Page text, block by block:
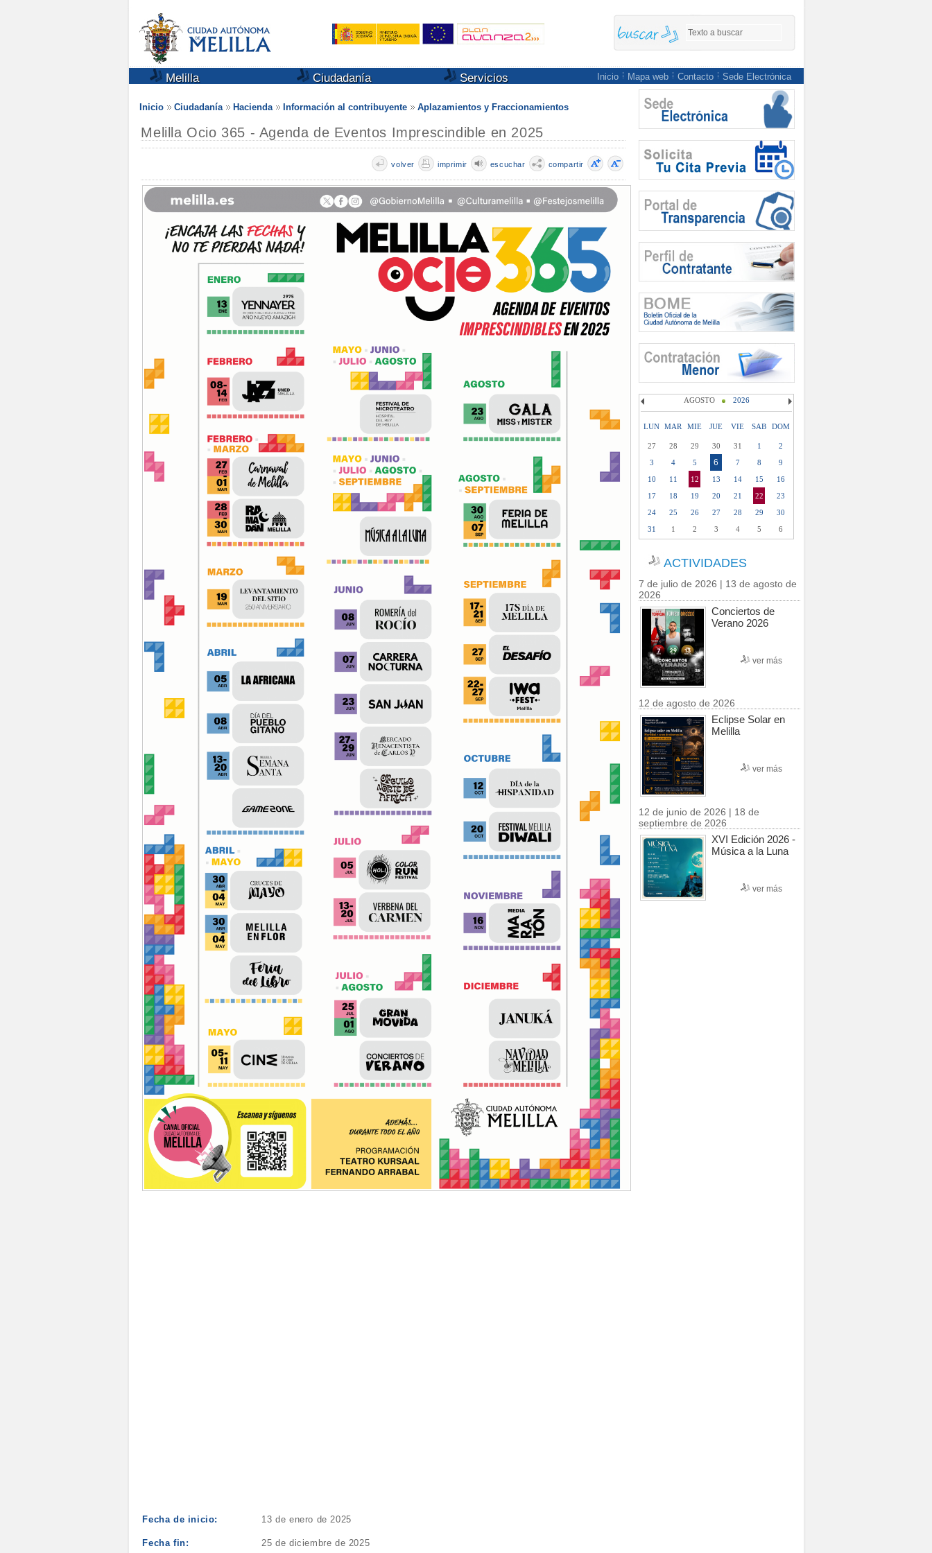
Melilla Ciudadanía Servicios Inicio Mapa web Contacto Sede Electrónica
Inicio Ciudadanía Hacienda Información al contribuyente Aplazamientos y Fraccionamientos
Melilla Ocio 365 - Agenda de Eventos Imprescindible en 2025
compartir
escuchar
imprimir
volver
Fecha de inicio: 13 de enero de 2025
Fecha fin: 25 de diciembre de 2025
AGOSTO 2026
LUN MAR MIE JUE VIE SAB DOM
27 28 29 30 31 1
2
3
4 5 6 7 8
9
10
11 12 13 14 15
16
17
18 19 20 21 22
23
24
25 26 27 28 29
30
31
1 2 3 4 5 6
ACTIVIDADES
7 de julio de 2026 | 13 de agosto de
2026
Conciertos de
Verano 2026
ver más
12 de agosto de 2026
Eclipse Solar en
Melilla
ver más
12 de junio de 2026 | 18 de
septiembre de 2026
XVI Edición 2026 -
Música a la Luna
ver más